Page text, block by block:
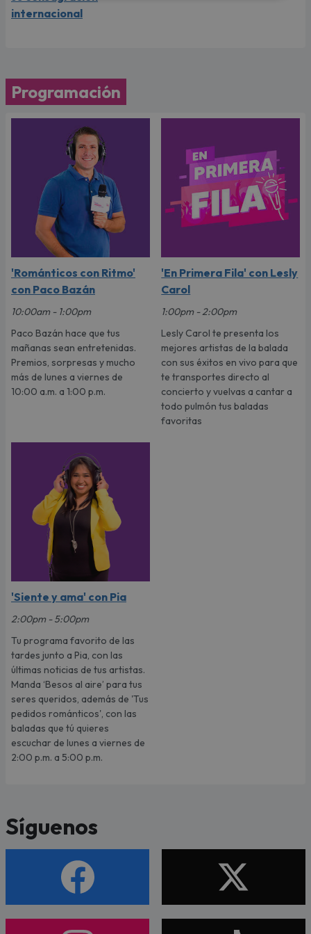
internacional
Programación
'Románticos con Ritmo'
con Paco Bazán
10:00am - 1:00pm
Paco Bazán hace que tus
mañanas sean entretenidas.
Premios, sorpresas y mucho
más de lunes a viernes de
10:00 a.m. a 1:00 p.m.
'En Primera Fila' con Lesly
Carol
1:00pm - 2:00pm
Lesly Carol te presenta los
mejores artistas de la balada
con sus éxitos en vivo para que
te transportes directo al
concierto y vuelvas a cantar a
todo pulmón tus baladas
favoritas
'Siente y ama' con Pia
2:00pm - 5:00pm
Tu programa favorito de las
tardes junto a Pia, con las
últimas noticias de tus artistas.
Manda ‘Besos al aire’ para tus
seres queridos, además de 'Tus
pedidos románticos', con las
baladas que tú quieres
escuchar de lunes a viernes de
2:00 p.m. a 5:00 p.m.
Síguenos